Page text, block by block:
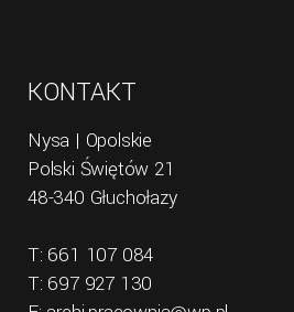
KONTAKT
Nysa | Opolskie
Polski Świętów 21
48-340 Głuchołazy
T: 661 107 084
T: 697 927 130